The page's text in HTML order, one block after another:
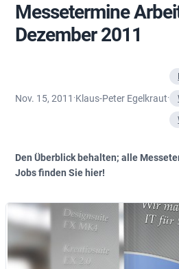
Messetermine
Dezember 2011
Nov. 15, 2011 ·Klaus-Peter Egelkraut·
Den Überblick behalten; alle
Jobs finden Sie hier!